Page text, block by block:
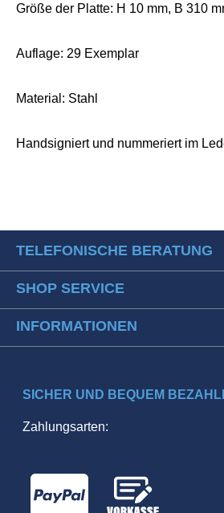
Größe der Platte: H 10 mm, B 310
Auflage: 29 Exemplar
Material: Stahl
Handsigniert und nummeriert im
TELEFONISCHE BERATUNG
SHOP SERVICE
INFORMATIONEN
SICHER UND BEQUEM
Zahlungsarten: